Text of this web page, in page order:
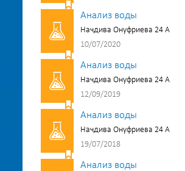
Анализ воды
Начдива Онуфриева 24 А
10/07/2020
Анализ воды
Начдива Онуфриева 24 А
12/09/2019
Анализ воды
Начдива Онуфриева 24 А
19/07/2018
Анализ воды